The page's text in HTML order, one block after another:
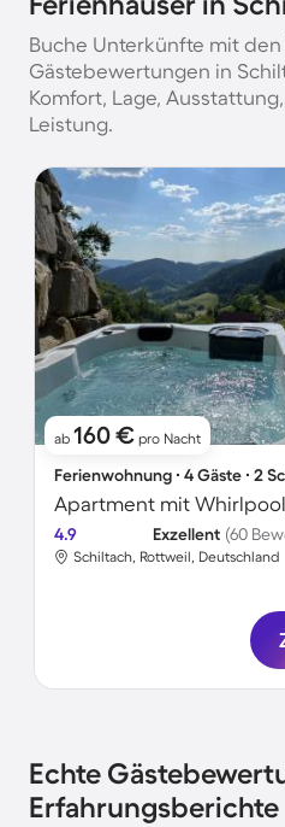
Buche Unterkünfte mit
Gästebewertungen in
Komfort, Lage,
Leistung.
ab 160 € pro Nacht
Ferienwohnung ∙ 4 Gäste ∙ 2
4.9 Exzellent (60
Schiltach, Rottweil, Deutschland
Echte
Erfahrungsberichte